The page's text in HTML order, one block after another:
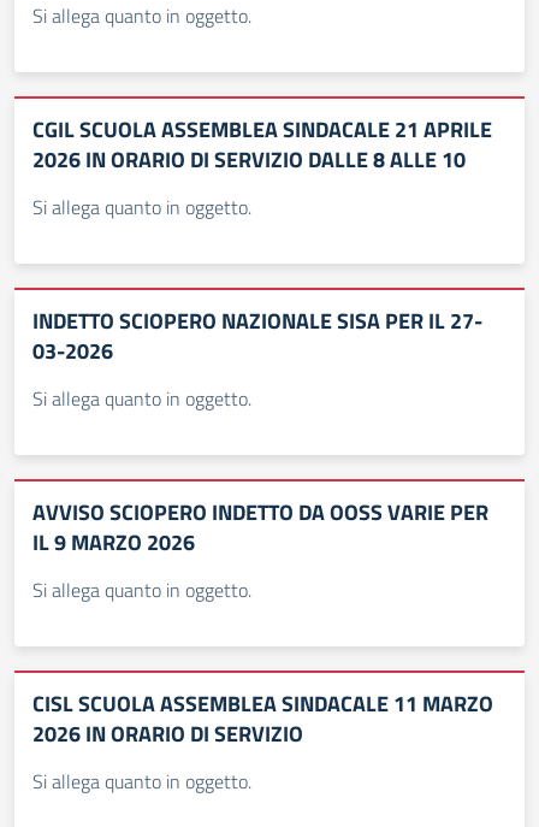
Si allega quanto in oggetto.
CGIL SCUOLA ASSEMBLEA SINDACALE 21 APRILE
2026 IN ORARIO DI SERVIZIO DALLE 8 ALLE 10
Si allega quanto in oggetto.
INDETTO SCIOPERO NAZIONALE SISA PER IL 27-
03-2026
Si allega quanto in oggetto.
AVVISO SCIOPERO INDETTO DA OOSS VARIE PER
IL 9 MARZO 2026
Si allega quanto in oggetto.
CISL SCUOLA ASSEMBLEA SINDACALE 11 MARZO
2026 IN ORARIO DI SERVIZIO
Si allega quanto in oggetto.